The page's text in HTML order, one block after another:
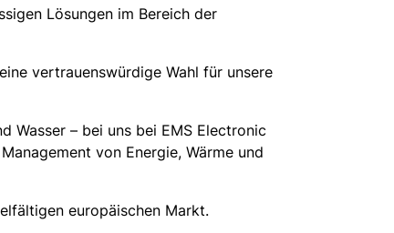
Lösungen im Bereich der
vertrauenswürdige Wahl für unsere
Wasser – bei uns bei EMS Electronic
von Energie, Wärme und
europäischen Markt.